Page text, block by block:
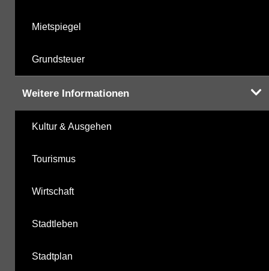
Mietspiegel
Grundsteuer
Weitere Informationen
Kultur & Ausgehen
Tourismus
Wirtschaft
Stadtleben
Stadtplan